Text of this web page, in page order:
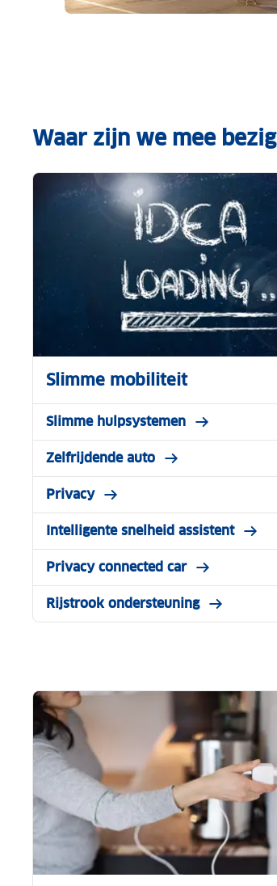
Waar zijn we mee bezig
Slimme mobiliteit
Slimme hulpsystemen
Zelfrijdende auto
Privacy
Intelligente snelheid assistent
Privacy connected car
Rijstrook ondersteuning